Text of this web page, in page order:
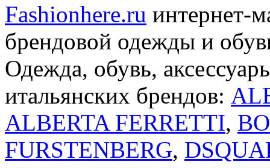
Fashionhere.ru интернет-
брендовой одежды и
Одежда, обувь,
итальянских брендов:
ALBERTA FERRETTI,
FURSTENBERG,